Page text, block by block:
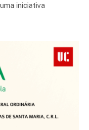
iniciativa